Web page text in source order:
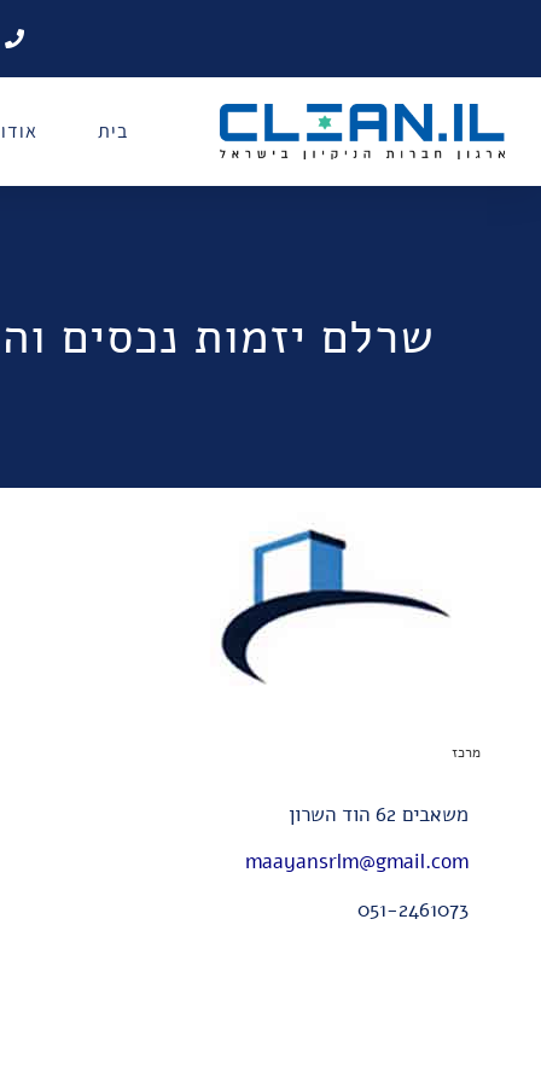
בית
שרלם יזמות נכסים
מרכז
משאבים 62 הוד השרון
maayansrlm@gmail.com
051-2461073